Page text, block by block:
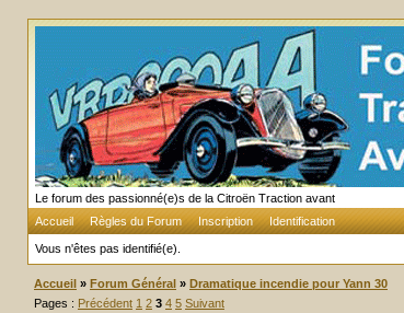
Le forum des passionné(e)s de la Citroën Traction avant
Accueil
Règles du Forum Inscription Identification
Vous n'êtes pas identifié(e).
Accueil » Forum Général » Dramatique incendie pour Yann 30
Pages : Précédent 1 2 3 4 5 Suivant